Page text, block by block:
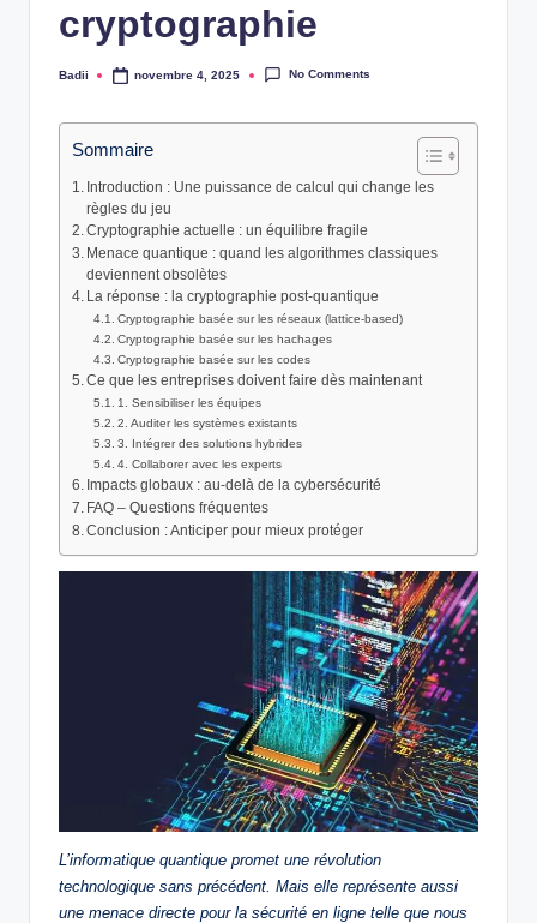
cryptographie
Posted
Badii novembre 4, 2025 No Comments
Sommaire
Introduction : Une puissance de calcul qui change les
règles du jeu
Cryptographie actuelle : un équilibre fragile
Menace quantique : quand les algorithmes classiques
deviennent obsolètes
La réponse : la cryptographie post-quantique
Cryptographie basée sur les réseaux (lattice-based)
Cryptographie basée sur les hachages
Cryptographie basée sur les codes
Ce que les entreprises doivent faire dès maintenant
1. Sensibiliser les équipes
2. Auditer les systèmes existants
3. Intégrer des solutions hybrides
4. Collaborer avec les experts
Impacts globaux : au-delà de la cybersécurité
FAQ – Questions fréquentes
Conclusion : Anticiper pour mieux protéger
L’informatique quantique promet une révolution
technologique sans précédent. Mais elle représente aussi
une menace directe pour la sécurité en ligne telle que nous